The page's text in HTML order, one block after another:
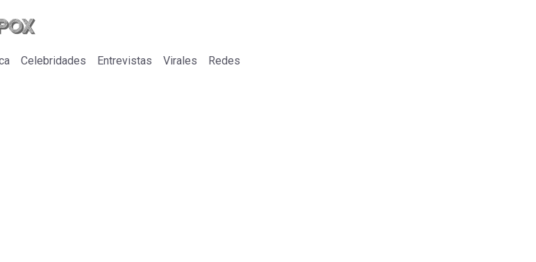
Celebridades Entrevistas Virales Redes